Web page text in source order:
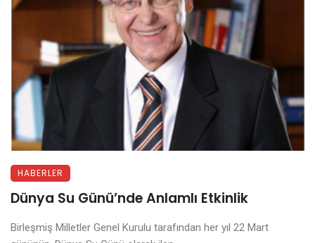
HABERLER
Dünya Su Günü’nde Anlamlı Etkinlik
Birleşmiş Milletler Genel Kurulu tarafından her yıl 22 Mart